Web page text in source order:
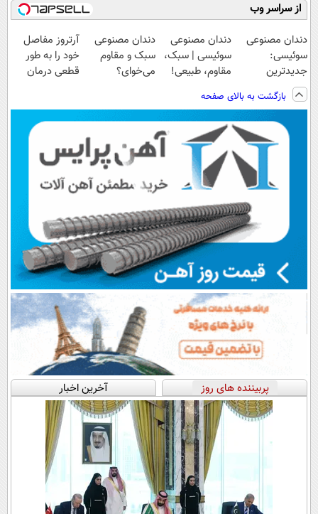
از سراسر وب
دندان مصنوعی
سوئیسی:
جدیدترین
فناوری اروپا،
سبک و مقاوم |
پرداخت قسطی
دندان مصنوعی
سوئیسی | سبک،
مقاوم، طبیعی!
رایگان+پرداخت
اقساطی😍
دندان مصنوعی
سبک و مقاوم
می‌خوای؟
📍تهران
آرتروز مفاصل
خود را به طور
قطعی درمان
بازگشت به بالای صفحه
پربیننده های روز آخرین اخبار